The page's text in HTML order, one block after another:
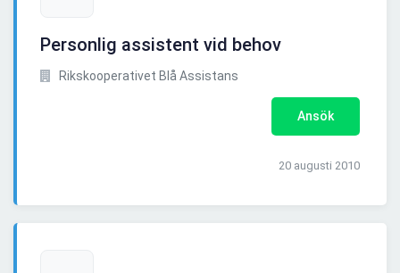
Personlig assistent vid behov
Rikskooperativet Blå Assistans
Ansök
20 augusti 2010